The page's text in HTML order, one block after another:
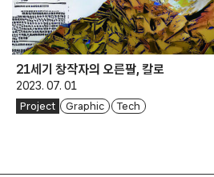
21세기 창작자의 오른팔, 칼로
2023. 07. 01
Project Graphic Tech